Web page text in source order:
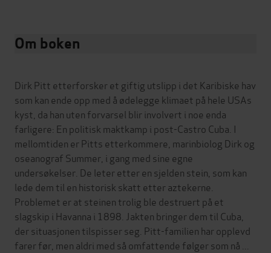
Om boken
Dirk Pitt etterforsker et giftig utslipp i det Karibiske hav
som kan ende opp med å ødelegge klimaet på hele USAs
kyst, da han uten forvarsel blir involvert i noe enda
farligere: En politisk maktkamp i post-Castro Cuba. I
mellomtiden er Pitts etterkommere, marinbiolog Dirk og
oseanograf Summer, i gang med sine egne
undersøkelser. De leter etter en sjelden stein, som kan
lede dem til en historisk skatt etter aztekerne.
Problemet er at steinen trolig ble destruert på et
slagskip i Havanna i 1898. Jakten bringer dem til Cuba,
der situasjonen tilspisser seg. Pitt-familien har opplevd
farer før, men aldri med så omfattende følger som nå ...